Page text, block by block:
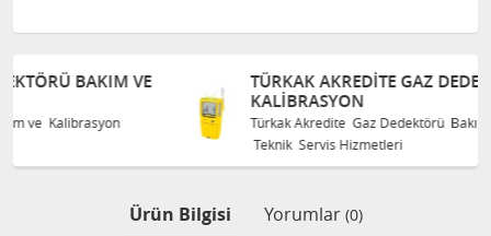
TÜRKAK AKREDITE GAZ DEDEKTÖRÜ BAKIM VE
KALIBRASYON
Türkak Akredite Gaz Dedektörü Bakım ve Kalibrasyon
Teknik Servis Hizmetleri
Ürün Bilgisi Yorumlar (0)